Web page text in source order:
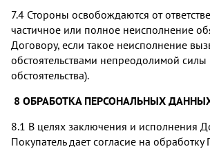
7.4 Стороны освобождаются от
частичное или полное неисполнение
Договору, если такое неисполнение
обстоятельствами непреодолимой
обстоятельства).
8 ОБРАБОТКА ПЕРСОНАЛЬНЫХ
8.1 В целях заключения и исполнения
Покупатель дает согласие на